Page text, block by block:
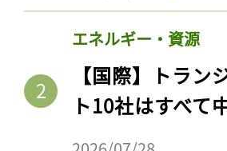
エネルギー・資源
【国際】トラ
ト10社はすべて